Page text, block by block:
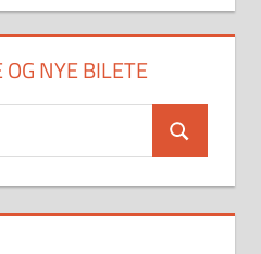
NYE BILETE
Search